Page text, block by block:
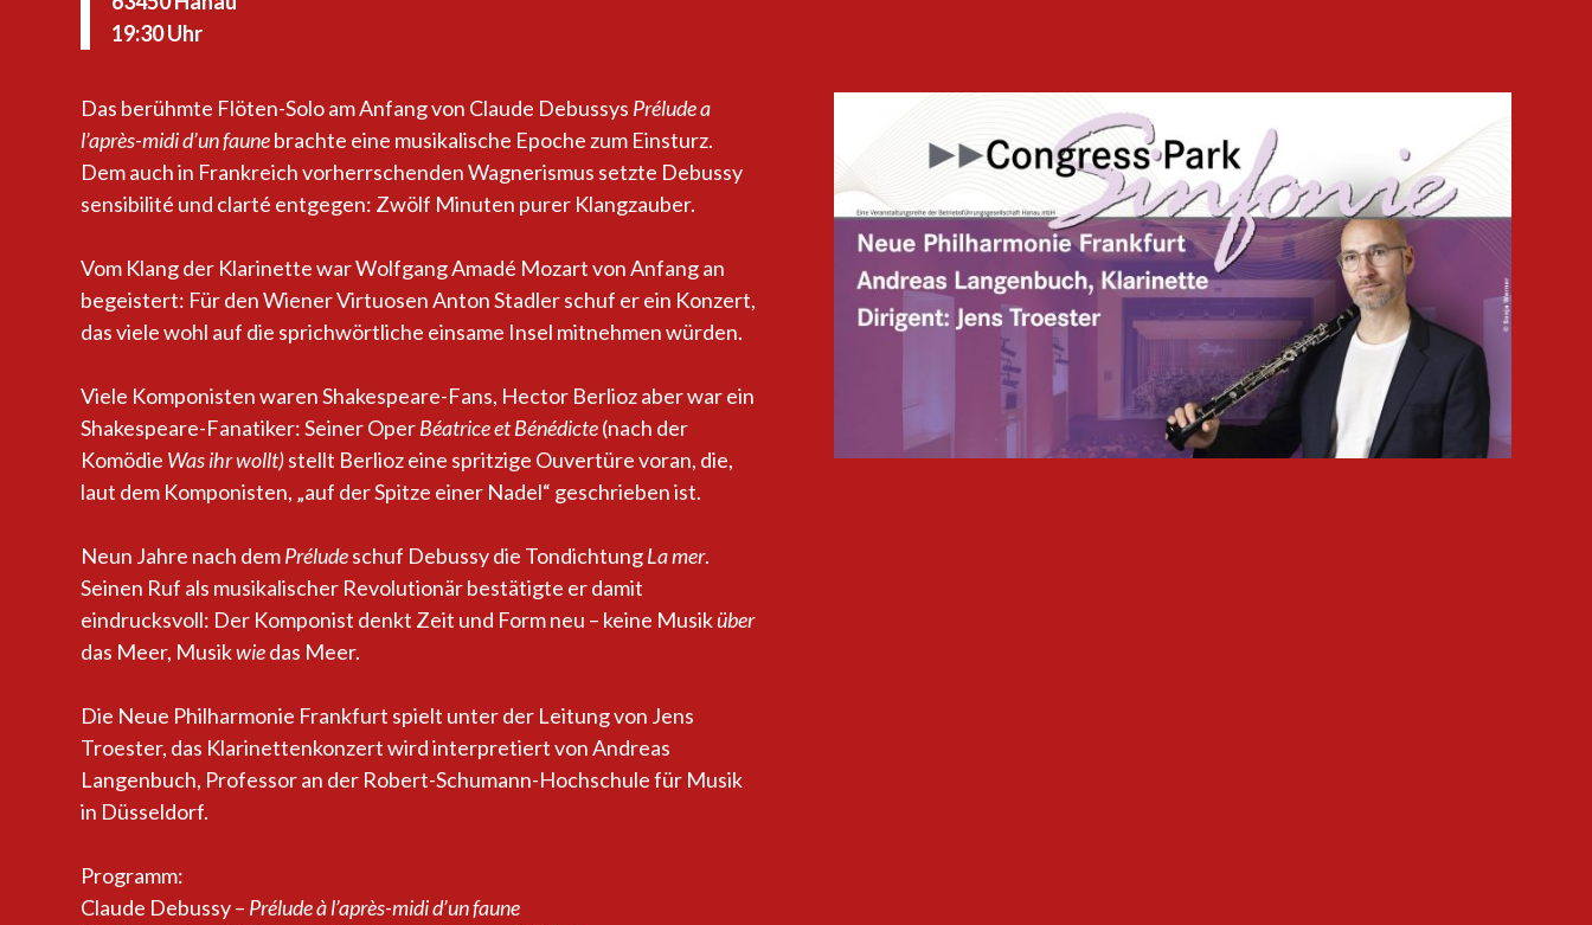
19:30 Uhr
Das berühmte Flöten-Solo am Anfang von Claude Debussys Prélude a
l’après-midi d’un faunebrachte eine musikalische Epoche zum Einsturz.
Dem auch in Frankreich vorherrschenden Wagnerismus setzte Debussy
sensibilité und clarté entgegen: Zwölf Minuten purer Klangzauber.
Vom Klang der Klarinette war Wolfgang Amadé Mozart von Anfang an
begeistert: Für den Wiener Virtuosen Anton Stadler schuf er ein Konzert,
das viele wohl auf die sprichwörtliche einsame Insel mitnehmen würden.
Viele Komponisten waren Shakespeare-Fans, Hector Berlioz aber war ein
Shakespeare-Fanatiker: Seiner OperBéatrice et Bénédicte(nach der
Komödie Was ihr wollt)stellt Berlioz eine spritzige Ouvertüre voran, die,
laut dem Komponisten, „auf der Spitze einer Nadel“ geschrieben ist.
Neun Jahre nach demPréludeschuf Debussy die TondichtungLa mer.
Seinen Ruf als musikalischer Revolutionär bestätigte er damit
eindrucksvoll: Der Komponist denkt Zeit und Form neu – keine Musiküber
das Meer, Musikwiedas Meer.
Die Neue Philharmonie Frankfurt spielt unter der Leitung von Jens
Troester, das Klarinettenkonzert wird interpretiert von Andreas
Langenbuch, Professor an der Robert-Schumann-Hochschule für Musik
in Düsseldorf.
Programm:
Claude Debussy – Prélude à l’après-midi d’un faune